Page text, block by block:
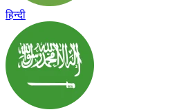
हिन्दी